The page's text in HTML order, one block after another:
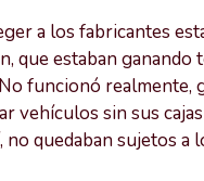
a los fabricantes
que estaban
funcionó realmente,
vehículos sin sus
quedaban sujetos a